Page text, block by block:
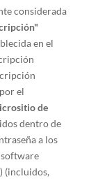
considerada
en el
el
de
dentro de
a los
software
(incluidos,